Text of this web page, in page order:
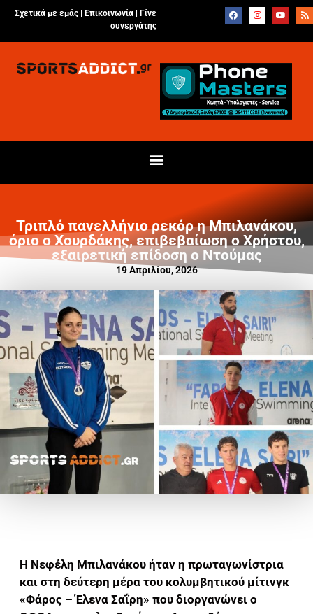
Σχετικά με εμάς | Επικοινωνία
Γίνε
συνεργάτης
Τριπλό πανελλήνιο ρεκόρ η Μπιλανάκου,
όριο ο Χουρδάκης, επιβεβαίωση ο Χρήστου,
εξαιρετική επίδοση ο Ντούμας
19 Απριλίου, 2026
Η Νεφέλη Μπιλανάκου ήταν η πρωταγωνίστρια
και στη δεύτερη μέρα του κολυμβητικού μίτινγκ
«Φάρος – Έλενα Σαΐρη» που διοργανώνει ο